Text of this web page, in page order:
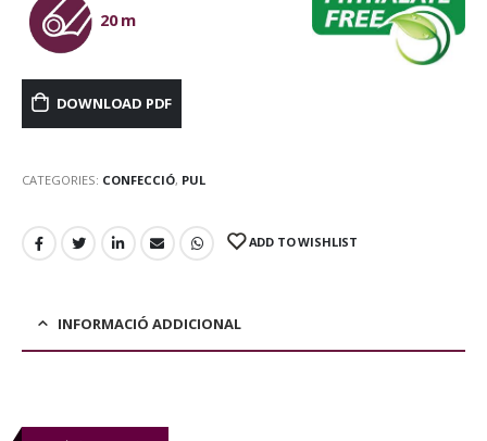
20 m
DOWNLOAD PDF
CATEGORIES: CONFECCIÓ, PUL
ADD TO WISHLIST
INFORMACIÓ ADDICIONAL